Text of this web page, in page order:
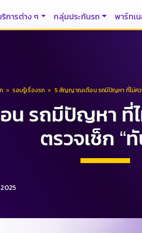
การต่าง ๆ กลุ่มประกันรถ พาร์ทเ
» รอบรู้เรื่องรถ » 5 สัญญาณเตือน รถมีปัญหา ที่ไม่คว
รถมีปัญหา ที่ไ
ตรวจเช็ก “